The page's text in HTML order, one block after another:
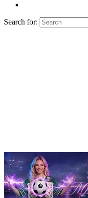
Search for: